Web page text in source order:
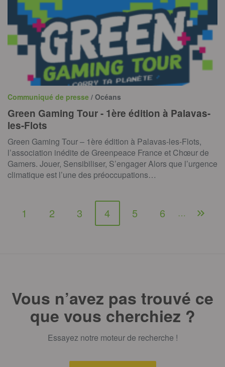
Communiqué de presse / Océans
Green Gaming Tour - 1ère édition à Palavas-
les-Flots
Green Gaming Tour – 1ère édition à Palavas-les-Flots,
l’association inédite de Greenpeace France et Chœur de
Gamers. Jouer, Sensibiliser, S’engager Alors que l’urgence
climatique est l’une des préoccupations…
1 2 3 4 5 6 …
Vous n’avez pas trouvé ce
que vous cherchiez ?
Essayez notre moteur de recherche !